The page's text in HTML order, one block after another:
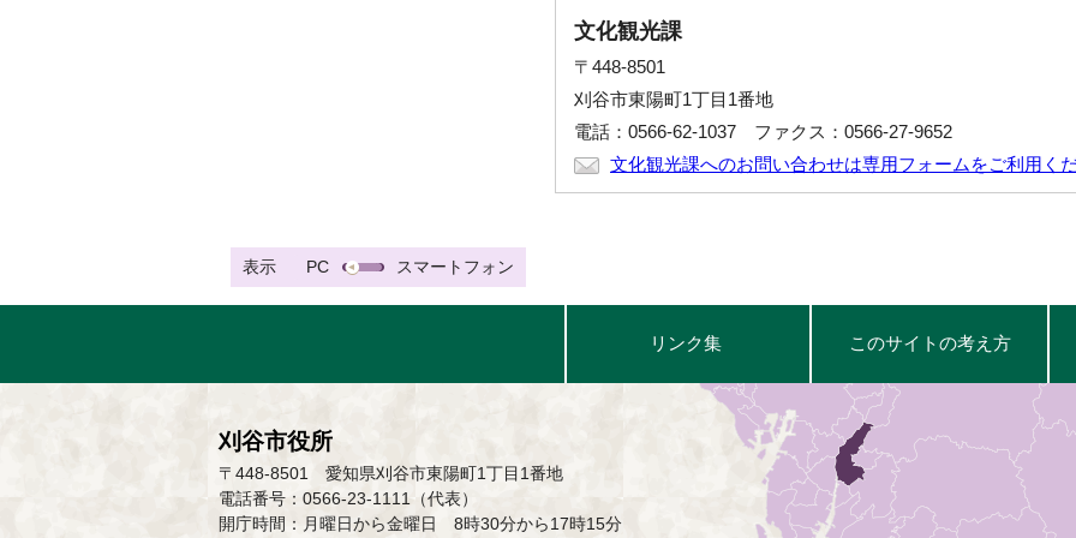
文化観光課
〒448-8501
刈谷市東陽町1丁目1番地
電話：0566-62-1037 ファクス：0566-27-9652
文化観光課へのお問い合わせは専用フォームをご利用く
表示 PC スマートフォン
リンク集 このサイトの考え方
刈谷市役所
〒448-8501 愛知県刈谷市東陽町1丁目1番地
電話番号：0566-23-1111（代表）
開庁時間：月曜日から金曜日 8時30分から17時15分